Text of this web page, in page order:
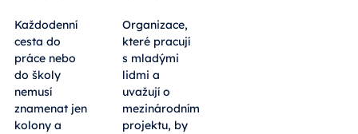
Každodenní
cesta do
práce nebo
do školy
nemusí
znamenat jen
kolony a
Organizace,
které pracují
s mladými
lidmi a
uvažují o
mezinárodním
projektu, by